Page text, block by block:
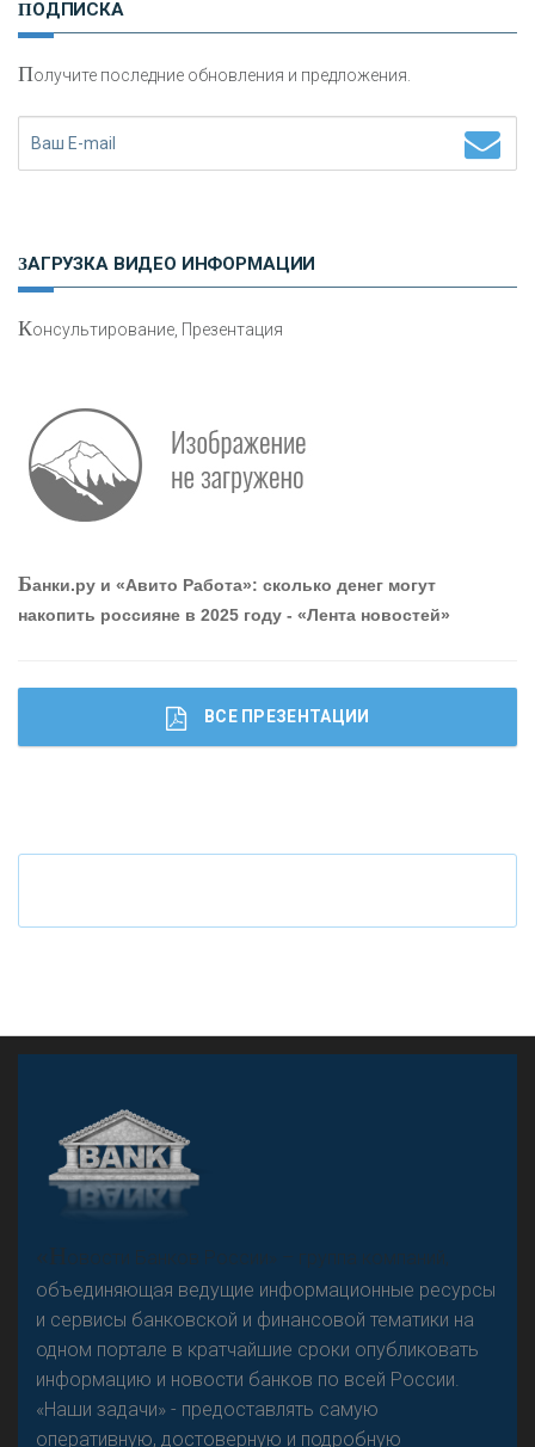
Работа мечты. Что банки делают для того, чтобы
привлечь и удержать персонал - «Интервью»
сохранения и увеличения капитала
Что будет с наличными деньгами при цифровом
ПОДПИСКА
Получите последние обновления и предложения.
ЗАГРУЗКА ВИДЕО ИНФОРМАЦИИ
Консультирование, Презентация
Банки.ру и «Авито Работа»: сколько денег могут
накопить россияне в 2025 году - «Лента новостей»
ВСЕ ПРЕЗЕНТАЦИИ
«Н
овости Банков России» – группа компаний,
объединяющая ведущие информационные ресурсы
и сервисы банковской и финансовой тематики на
одном портале в кратчайшие сроки опубликовать
информацию и новости банков по всей России.
«Наши задачи» - предоставлять самую
оперативную, достоверную и подробную